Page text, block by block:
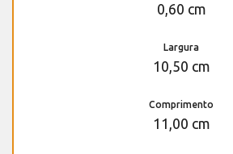
0,60 cm
Largura
10,50 cm
Comprimento
11,00 cm